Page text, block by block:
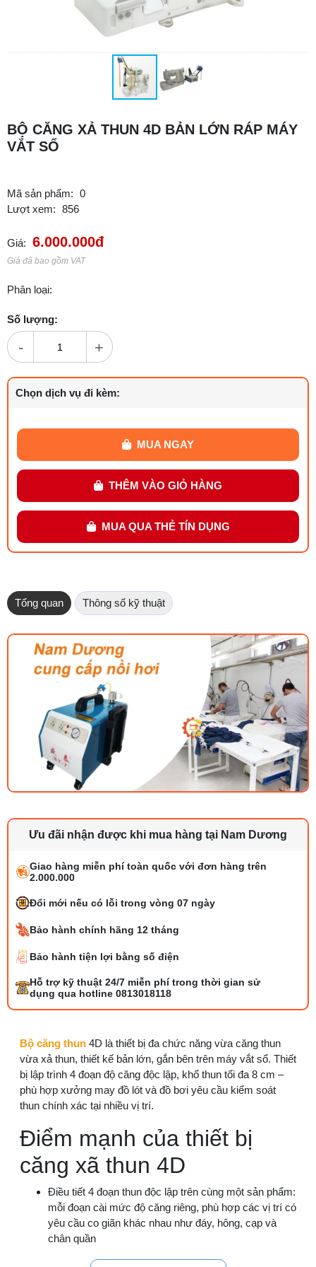
BỘ CĂNG XẢ THUN 4D BẢN LỚN RÁP MÁY
VẮT SỔ
Mã sản phẩm: 0
Lượt xem: 856
Giá: 6.000.000đ
Giá đã bao gồm VAT
Phân loại:
Số lượng:
- +
Chọn dịch vụ đi kèm:
MUA NGAY
THÊM VÀO GIỎ HÀNG
MUA QUA THẺ TÍN DỤNG
Tổng quan Thông số kỹ thuật
Ưu đãi nhận được khi mua hàng tại Nam Dương
Giao hàng miễn phí toàn quốc với đơn hàng trên
2.000.000
Đổi mới nếu có lỗi trong vòng 07 ngày
Bảo hành chính hãng 12 tháng
Bảo hành tiện lợi bằng số điện
Hỗ trợ kỹ thuật 24/7 miễn phí trong thời gian sử
dụng qua hotline 0813018118
Bộ căng thun 4D là thiết bị đa chức năng vừa căng thun
vừa xả thun, thiết kế bản lớn, gắn bên trên máy vắt sổ. Thiết
bị lập trình 4 đoạn độ căng độc lập, khổ thun tối đa 8 cm –
phù hợp xưởng may đồ lót và đồ bơi yêu cầu kiểm soát
thun chính xác tại nhiều vị trí.
Điểm mạnh của thiết bị
căng xã thun 4D
Điều tiết 4 đoạn thun độc lập trên cùng một sản phẩm:
mỗi đoạn cài mức độ căng riêng, phù hợp các vị trí có
yêu cầu co giãn khác nhau như đáy, hông, cạp và
chân quần
dụng và cách lắp
Tổng hợp 6 loại kéo cắt vải ngành may
Đồng tiền máy may là gì? Hướng dẫn chỉnh
chỉ đúng
21/07/2026 09:08 AM
Cách vệ sinh máy cắt nhiệt dây đai an toàn,
dễ làm
08/08/2026 08:58 AM
Quy trình kiểm vải đầu vào và cách tính
điểm lỗi chuẩn
05/08/2026 10:52 AM
Cách lắp kim máy vắt sổ đúng chiều tránh